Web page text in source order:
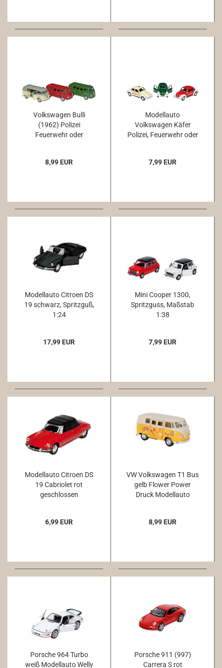
Volkswagen Bulli
(1962) Polizei
Feuerwehr oder
8,99 EUR
Modellauto
Volkswagen Käfer
Polizei, Feuerwehr oder
7,99 EUR
Modellauto Citroen DS
19 schwarz, Spritzguß,
1:24
17,99 EUR
Mini Cooper 1300,
Spritzguss, Maßstab
1:38
7,99 EUR
Modellauto Citroen DS
19 Cabriolet rot
geschlossen
6,99 EUR
VW Volkswagen T1 Bus
gelb Flower Power
Druck Modellauto
8,99 EUR
Porsche 964 Turbo
weiß Modellauto Welly
Porsche 911 (997)
Carrera S rot